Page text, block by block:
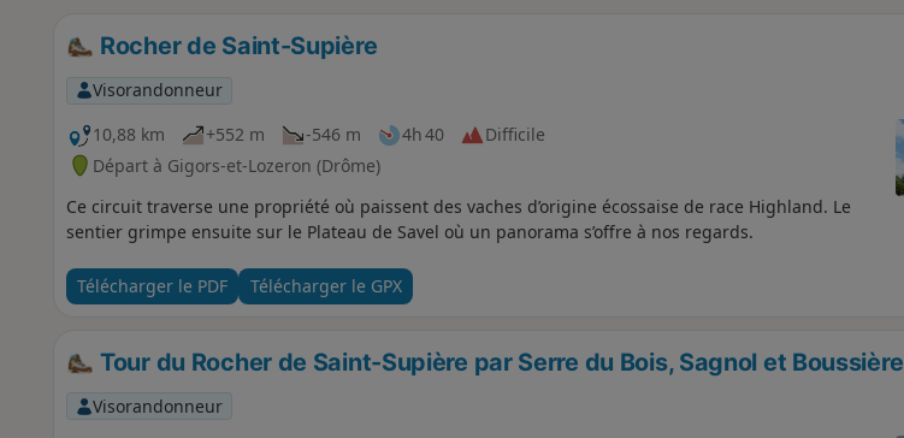
Rocher de Saint-Supière
Visorandonneur
10,88 km
+552 m -546 m 4h 40
Difficile
Départ à Gigors-et-Lozeron (Drôme)
Ce circuit traverse une propriété où paissent des vaches d’origine écossaise de race Highland. Le
sentier grimpe ensuite sur le Plateau de Savel où un panorama s’offre à nos regards.
Télécharger le PDF Télécharger le GPX
Tour du Rocher de Saint-Supière par Serre du Bois, Sagnol et Boussière
Visorandonneur